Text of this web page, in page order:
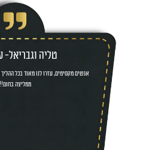
טליה וגבריאל-
אנשים מקסימים, עזרו לנו מאוד בכל
ממליצה בחום!!